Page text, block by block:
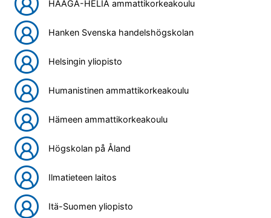
HAAGA-HELIA ammattikorkeakoulu
Hanken Svenska handelshögskolan
Helsingin yliopisto
Humanistinen ammattikorkeakoulu
Hämeen ammattikorkeakoulu
Högskolan på Åland
Ilmatieteen laitos
Itä-Suomen yliopisto